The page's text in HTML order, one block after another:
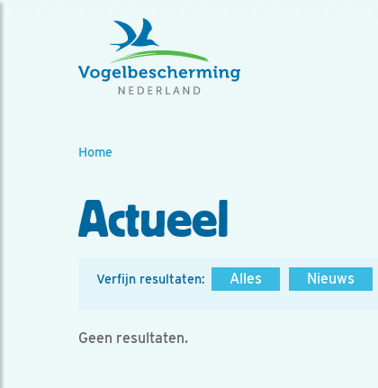
Home
Actueel
Verfijn resultaten: Alles Nieuws
Geen resultaten.